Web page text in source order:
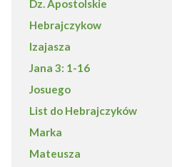
Dz. Apostolskie
Hebrajczykow
Izajasza
Jana 3: 1-16
Josuego
List do Hebrajczyków
Marka
Mateusza